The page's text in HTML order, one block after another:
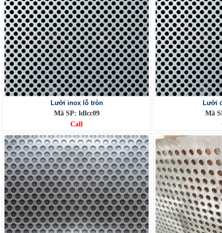
Lưới inox lỗ tròn
Mã SP: ldlcc09
Call
Lưới
Mã